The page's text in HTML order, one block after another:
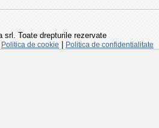
Toate drepturile rezervate
Politica de cookie Politica de confidentialitate